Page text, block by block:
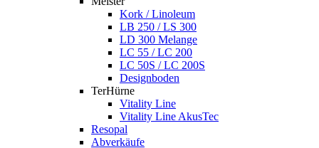
Kork / Linoleum
LB 250 / LS 300
LD 300 Melange
LC 55 / LC 200
LC 50S / LC 200S
Designboden
TerHürne
Vitality Line
Vitality Line AkusTec
Resopal
Abverkäufe